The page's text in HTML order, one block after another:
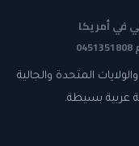
في أمريكا
المتحدة والجالية
عربية بسيطة.